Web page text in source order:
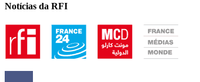
Notícias da RFI